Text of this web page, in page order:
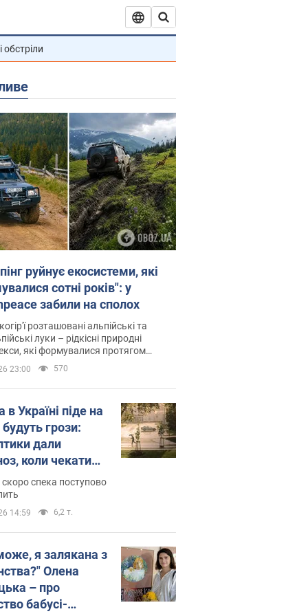
обстріли
руйнує екосистеми, які
сотні років": у
забили на сполох
розташовані альпійські та
луки – рідкісні природні
які формувалися протягом
23:00 570
в Україні піде на
грози:
дали
коли чекати
погоди
скоро спека поступово
14:59 6,2 т.
я залякана з
Олена
– про
бабусі-